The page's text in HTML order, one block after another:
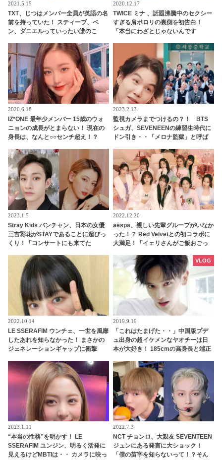
2021.5.15
TXT、じつはメンバー全員が英語の名
前を持っていた！ スティーブ、ベ
ン、ダニエルっていったい誰のこ
ほえましい姿も公開
2020.12.17
TWICE ミナ 、話題沸騰中のセクシー
すぎる肩ポロリの裏側を初告白！
「本当にわざとじゃないんです
2020.6.18
IZ*ONE 最年少メンバー 15歳のウォ
ニョンの成長がとまらない！ 現在の
身長は、なんと○○センチ超え！？
2023.2.13
監視カメラまでつけるの？！ BTS
シュガ、SEVENEENの練習生時代に
ドン引き・・「メロナ監獄」と呼ば
ぎる
2023.1.5
Stray Kids バンチャン、日本の女優
三吉彩花がSTAYであることに超びっ
くり！「コンサートにも来てた
ジを送る… 照れくさそうに喜びを噛
みしめる様子がかわいすぎるとファ
ンほっこり
2022.12.20
aespa、親しい先輩グループがいなか
った！？ Red Velvetとの初コラボに
大満足！「イェリさんがご飯おごっ
しさを隠せないメンバーたちにほっ
こり
2022.10.14
LE SSERAFIM ウンチェ、一世を風靡
したあれを知らなかった！ まさかの
ジェネレーションギャップに衝撃
か？」彼女の若さを実感させられる
発言に驚き
2019.9.19
「これはたまげた・・」中国版プデ
ュ出身の超イケメンなヤオチーは日
本が大好き！ 185cmの高身長と端正
VLOG
2023.1.11
“本当の性格”を明かす！ LE
SSERAFIM ユンジン、明るく活発に
見えるけどMBTIは・・ カメラに映っ
2022.7.3
NCT チョンロ、大親友 SEVENTEEN
ジュンにある発言に大ショック！
「僕の苗字を知らないって！？そん